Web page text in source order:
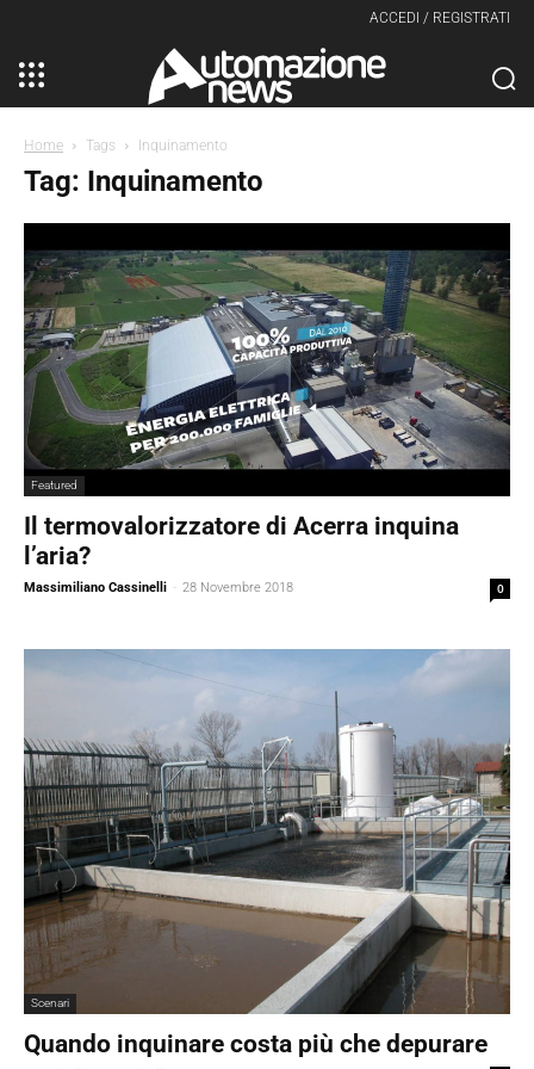
ACCEDI / REGISTRATI
Home Tags Inquinamento
Tag: Inquinamento
Featured
Il termovalorizzatore di Acerra inquina
l’aria?
Massimiliano Cassinelli - 28 Novembre 2018 0
Scenari
Quando inquinare costa più che depurare